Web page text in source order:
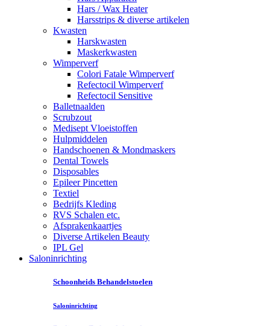
Hars / Wax Heater
Harsstrips & diverse artikelen
Kwasten
Harskwasten
Maskerkwasten
Wimperverf
Colori Fatale Wimperverf
Refectocil Wimperverf
Refectocil Sensitive
Balletnaalden
Scrubzout
Medisept Vloeistoffen
Hulpmiddelen
Handschoenen & Mondmaskers
Dental Towels
Disposables
Epileer Pincetten
Textiel
Bedrijfs Kleding
RVS Schalen etc.
Afsprakenkaartjes
Diverse Artikelen Beauty
IPL Gel
Saloninrichting
Schoonheids Behandelstoelen
Saloninrichting